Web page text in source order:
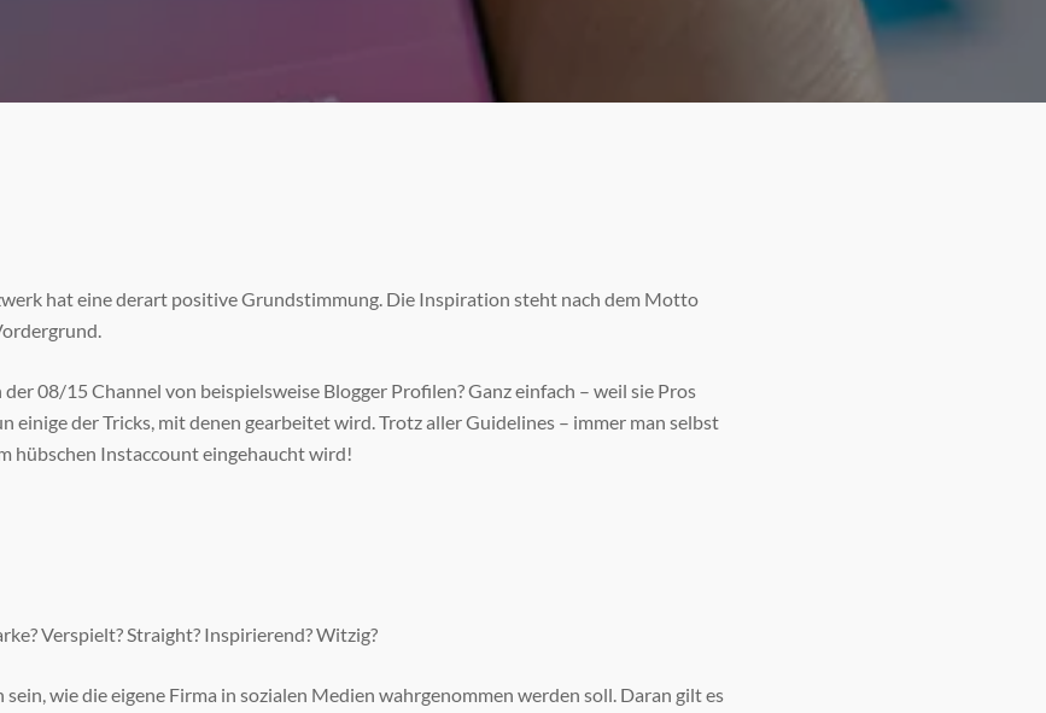
hat eine derart positive Grundstimmung. Die Inspiration steht nach dem Motto
08/15 Channel von beispielsweise Blogger Profilen? Ganz einfach – weil sie Pros
einige der Tricks, mit denen gearbeitet wird. Trotz aller Guidelines – immer man selbst
hübschen Instaccount eingehaucht wird!
Verspielt? Straight? Inspirierend? Witzig?
wie die eigene Firma in sozialen Medien wahrgenommen werden soll. Daran gilt es